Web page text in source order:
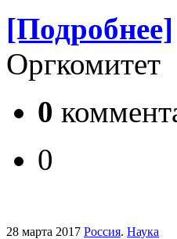
[Подробнее]
Оргкомитет
0
0
28 марта 2017 Россия. Наука